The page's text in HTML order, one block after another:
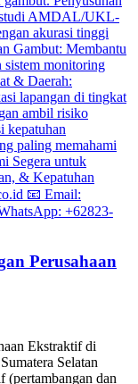
Perusahaan
Ekstraktif di
Selatan
(pertambangan dan